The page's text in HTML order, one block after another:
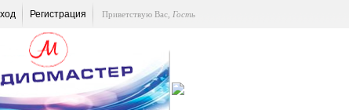
Регистрация Приветствую Вас Гость